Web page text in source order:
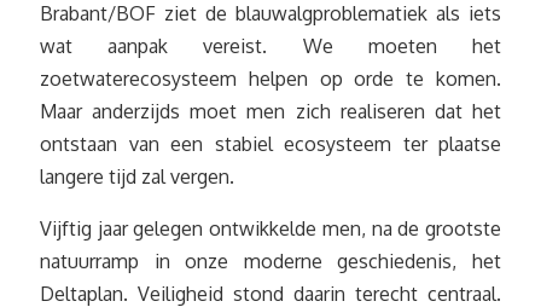
Brabant/BOF ziet de blauwalgproblematiek als iets
wat aanpak vereist. We moeten het
zoetwaterecosysteem helpen op orde te komen.
Maar anderzijds moet men zich realiseren dat het
ontstaan van een stabiel ecosysteem ter plaatse
langere tijd zal vergen.
Vijftig jaar gelegen ontwikkelde men, na de grootste
natuurramp in onze moderne geschiedenis, het
Deltaplan. Veiligheid stond daarin terecht centraal.